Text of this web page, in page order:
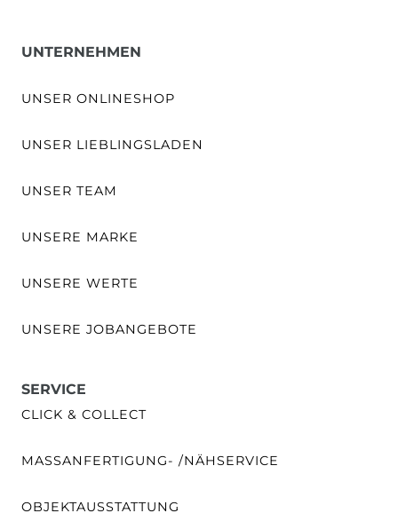
UNTERNEHMEN
UNSER ONLINESHOP
UNSER LIEBLINGSLADEN
UNSER TEAM
UNSERE MARKE
UNSERE WERTE
UNSERE JOBANGEBOTE
SERVICE
CLICK & COLLECT
MASSANFERTIGUNG- /NÄHSERVICE
OBJEKTAUSSTATTUNG